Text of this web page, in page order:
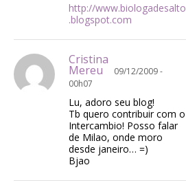
http://www.biologadesalto
.blogspot.com
Cristina
Mereu
09/12/2009 -
00h07
Lu, adoro seu blog!
Tb quero contribuir com o
Intercambio! Posso falar
de Milao, onde moro
desde janeiro… =)
Bjao